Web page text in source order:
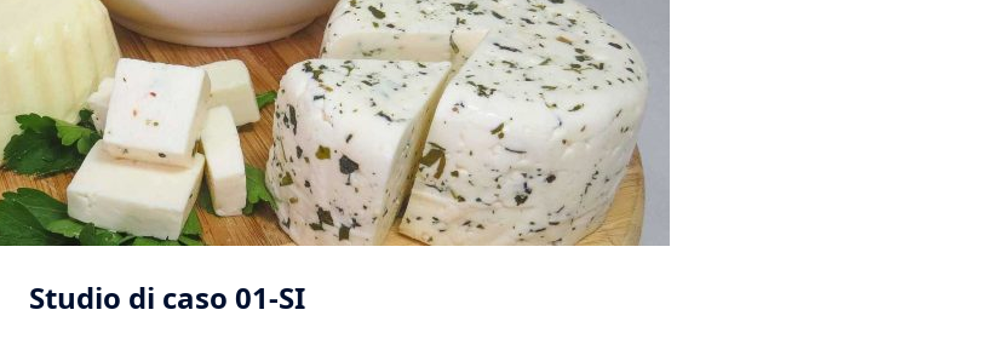
Studio di caso 01-SI